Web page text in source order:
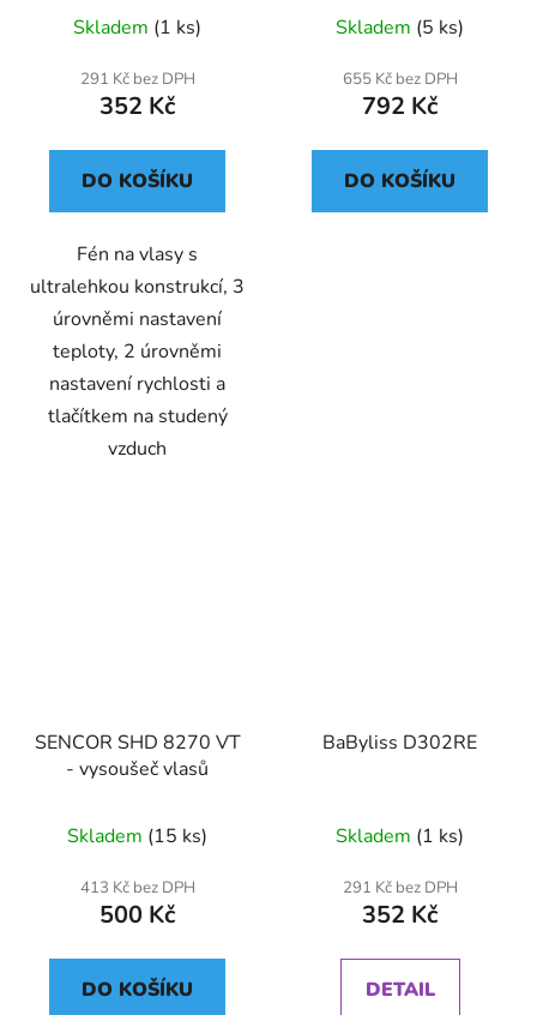
Skladem (1 ks)
291 Kč bez DPH
352 Kč
DO KOŠÍKU
Fén na vlasy s
ultralehkou konstrukcí, 3
úrovněmi nastavení
teploty, 2 úrovněmi
nastavení rychlosti a
tlačítkem na studený
vzduch
Skladem (5 ks)
655 Kč bez DPH
792 Kč
DO KOŠÍKU
SENCOR SHD 8270 VT
- vysoušeč vlasů
Skladem (15 ks)
413 Kč bez DPH
500 Kč
DO KOŠÍKU
BaByliss D302RE
Skladem (1 ks)
291 Kč bez DPH
352 Kč
DETAIL